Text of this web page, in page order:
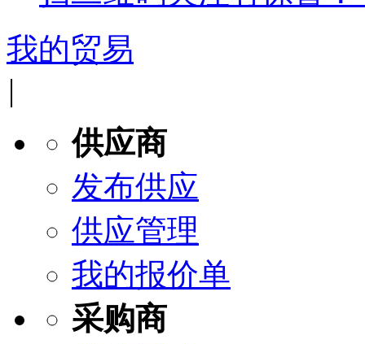
我的贸易
|
供应商
发布供应
供应管理
我的报价单
采购商